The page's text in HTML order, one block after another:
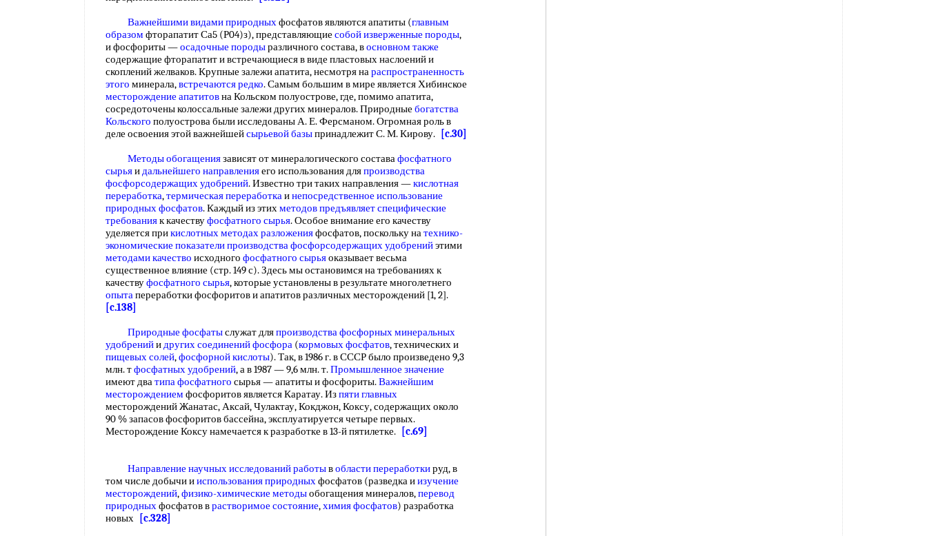
Важнейшими видами природныхфосфатов являются апатиты (главным
образом фторапатит Са5 (Р04)з), представляющие собойизверженные породы,
и фосфориты —осадочные породыразличного состава, восновном также
содержащие фторапатит и встречающиеся в виде пластовых наслоений и
скоплений желваков. Крупные залежи апатита, несмотря нараспространенность
этого минерала,встречаются редко. Самым большим в мире является Хибинское
месторождение апатитовна Кольском полуострове, где, помимо апатита,
сосредоточены колоссальные залежи других минералов. Природные богатства
Кольского полуострова были исследованы А. Е. Ферсманом. Огромная роль в
деле освоения этой важнейшейсырьевой базыпринадлежит С. М. Кирову.
[c.30]
Методы обогащениязависят от минералогического составафосфатного
сырьяидальнейшего направленияего использования дляпроизводства
фосфорсодержащих удобрений. Известно три таких направления —кислотная
переработка,термическая переработкаинепосредственное использование
природных фосфатов. Каждый из этихметодов предъявляетспецифические
требованияк качествуфосфатного сырья. Особое внимание его качеству
уделяется прикислотных методах разложенияфосфатов, поскольку натехнико-
экономические показатели производствафосфорсодержащих удобренийэтими
методами качество исходного фосфатного сырьяоказывает весьма
существенное влияние (стр. 149 с). Здесь мы остановимся на требованиях к
качествуфосфатного сырья, которые установлены в результате многолетнего
опытапереработки фосфоритов и апатитов различных месторождений [1, 2].
[c.138]
Природные фосфатыслужат дляпроизводства фосфорных минеральных
удобренийидругих соединений фосфора (кормовых фосфатов, технических и
пищевых солей,фосфорной кислоты). Так, в 1986 г. в СССР было произведено 9,3
млн. тфосфатных удобрений, а в 1987 — 9,6 млн. т.Промышленное значение
имеют дватипа фосфатного сырья — апатиты и фосфориты.Важнейшим
месторождением фосфоритов является Каратау. Изпяти главных
месторождений Жанатас, Аксай, Чулактау, Кокджон, Коксу, содержащих около
90 % запасов фосфоритов бассейна, эксплуатируется четыре первых.
Месторождение Коксу намечается к разработке в 13-й пятилетке.
[c.69]
Направление научныхисследований работывобласти переработкируд, в
том числе добычи ииспользования природныхфосфатов (разведка иизучение
месторождений,физико-химические методыобогащения минералов,перевод
природныхфосфатов врастворимое состояние,химия фосфатов) разработка
новых
[c.328]